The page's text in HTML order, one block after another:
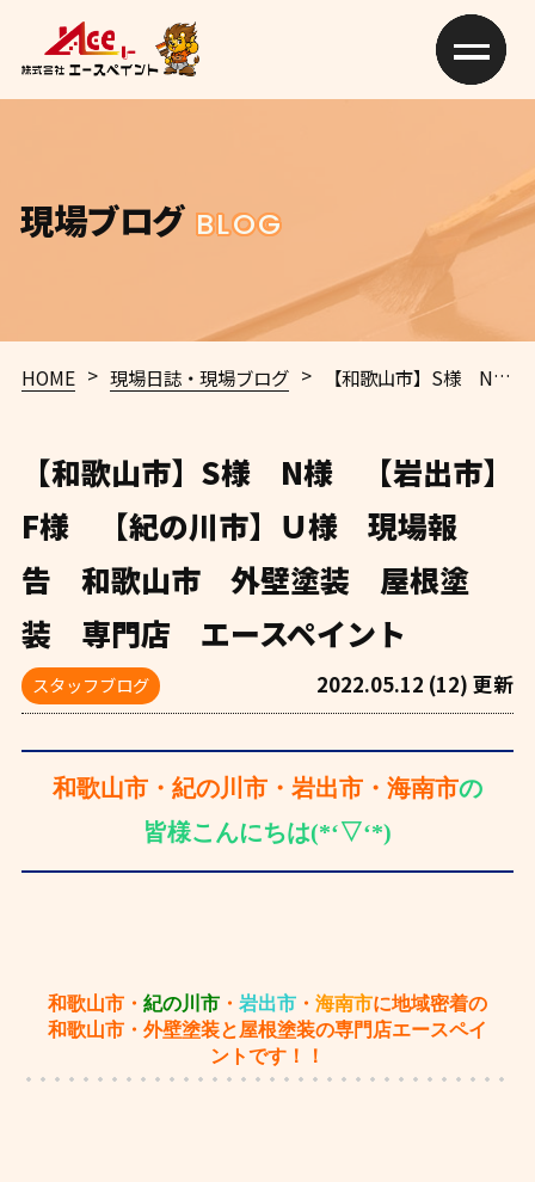
現場ブログ BLOG
HOME > 現場日誌・現場ブログ > 【和歌山市】S様 N様 【岩出市】F様 【紀の川市】Ｕ様 現場報告 和歌山市 外壁塗装 屋根塗装 専門店 エースペイント
【和歌山市】S様 N様 【岩出市】
F様 【紀の川市】Ｕ様 現場報
告 和歌山市 外壁塗装 屋根塗
装 専門店 エースペイント
スタッフブログ 2022.05.12 (12) 更新
和歌山市・紀の川市・岩出市・海南市の
皆様こんにちは(*‘▽‘*)
和歌山市・ 紀の川市 ・ 岩出市 ・ 海南市に地域密着の
和歌山市・外壁塗装と屋根塗装の専門店エースペイ
ントです！！